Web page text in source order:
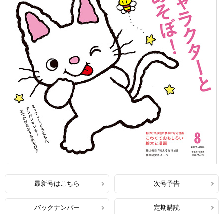
最新号はこちら 次号予告
バックナンバー 定期購読